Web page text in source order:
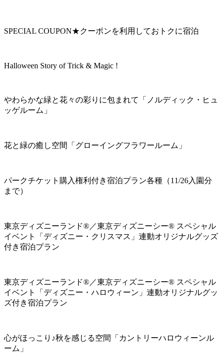
SPECIAL COUPON★クーポンを利用しておトクに宿泊
Halloween Story of Trick & Magic !
やわらかな緑と花々の彩りに包まれて「ノルディック・ヒュ
ッゲルーム」
花と緑の癒し空間「グローイングフラワールーム」
パークチケット購入権利付き宿泊プラン各種（11/26入園分
まで）
東京ディズニーランド®／東京ディズニーシー® スペシャル
イベント「ディズニー・クリスマス」連動オリジナルグッズ
付き宿泊プラン
東京ディズニーランド®／東京ディズニーシー® スペシャル
イベント「ディズニー・ハロウィーン」連動オリジナルグッ
ズ付き宿泊プラン
心がほっこり♪秋を感じる空間「カントリーハロウィーンル
ーム」